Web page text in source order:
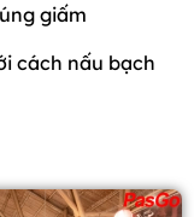
giấm
cách nấu bạch